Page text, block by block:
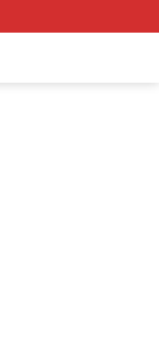
RAPAT